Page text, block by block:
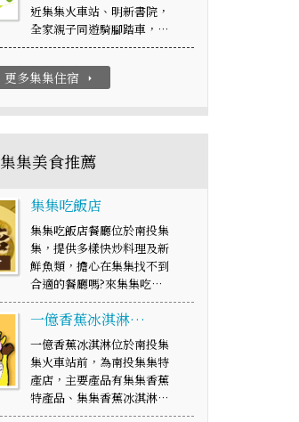
近集集火車站、明新書院，
全家親子同遊騎腳踏車，…
更多集集住宿 arrow_right
集集美食推薦
集集吃飯店
集集吃飯店餐廳位於南投集
集，提供多樣快炒料理及新
鮮魚類，擔心在集集找不到
合適的餐廳嗎?來集集吃…
一億香蕉冰淇淋…
一億香蕉冰淇淋位於南投集
集火車站前，為南投集集特
產店，主要產品有集集香蕉
特產品、集集香蕉冰淇淋…